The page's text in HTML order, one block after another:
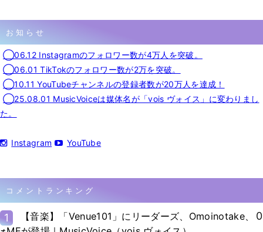
お知らせ
◯06.12 Instagramのフォロワー数が4万人を突破。
◯06.01 TikTokのフォロワー数が2万を突破。
◯10.11 YouTubeチャンネルの登録者数が20万人を達成！
◯25.08.01 MusicVoiceは媒体名が「vois ヴォイス」に変わりまし
た。
Instagram YouTube
コメントランキング
1
【音楽】「Venue101」にリーダーズ、Omoinotake、
0